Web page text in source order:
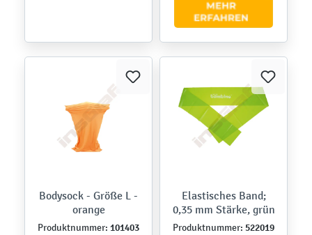
Bodysock - Größe L -
orange
Produktnummer: 101403
Elastisches Band;
0,35 mm Stärke, grün
Produktnummer: 522019